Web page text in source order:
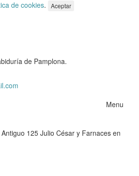
de cookies. Aceptar
de Pamplona.
Menu
125 Julio César y Farnaces en